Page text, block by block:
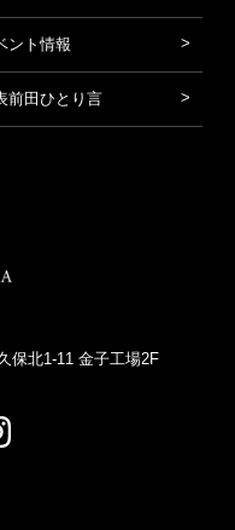
ント情報
前田ひとり言
保北1-11 金子工場2F